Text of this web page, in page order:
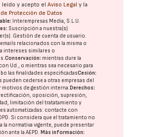
leído y acepto elAviso Legal y la
Protección de Datos
Interempresas Media, S.L.U.
Suscripción a nuestra(s)
Gestión de cuenta de usuario.
relacionados con la misma o
intereses similares o
Conservación: mientras dure la
Ud., o mientras sea necesario para
las finalidades especificadasCesión:
pueden cederse a otras empresas del
motivos de gestión interna.Derechos:
oposición, supresión,
limitación del tratatamiento y
automatizadas: contacte con
. Si considera que el tratamiento no
la normativa vigente, puede presentar
ante laAEPD.Más información: